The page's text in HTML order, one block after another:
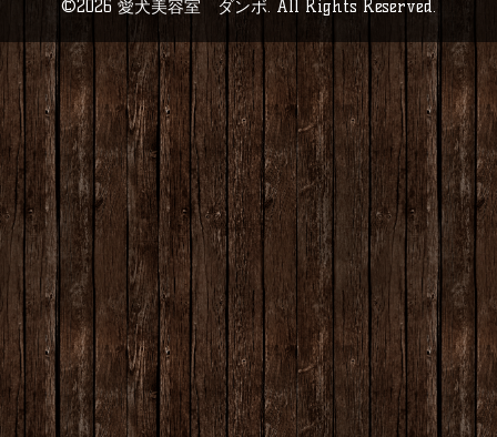
©2026 愛犬美容室 ダンボ. All Rights Reserved.